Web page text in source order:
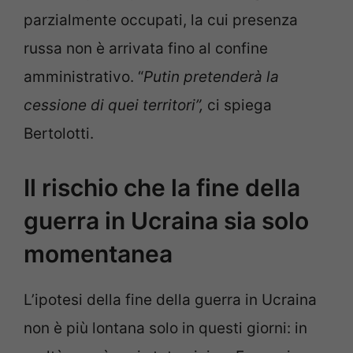
parzialmente occupati, la cui presenza
russa non è arrivata fino al confine
amministrativo. “Putin pretenderà la
cessione di quei territori”, ci spiega
Bertolotti.
Il rischio che la fine della
guerra in Ucraina sia solo
momentanea
L’ipotesi della fine della guerra in Ucraina
non è più lontana solo in questi giorni: in